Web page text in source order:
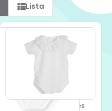
Lista
Body Cuello Volantes